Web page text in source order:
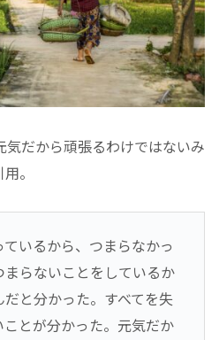
気だから頑張るわけではないみ
。
いるから、つまらなかっ
らないことをしているか
と分かった。すべてを失
とが分かった。元気だか